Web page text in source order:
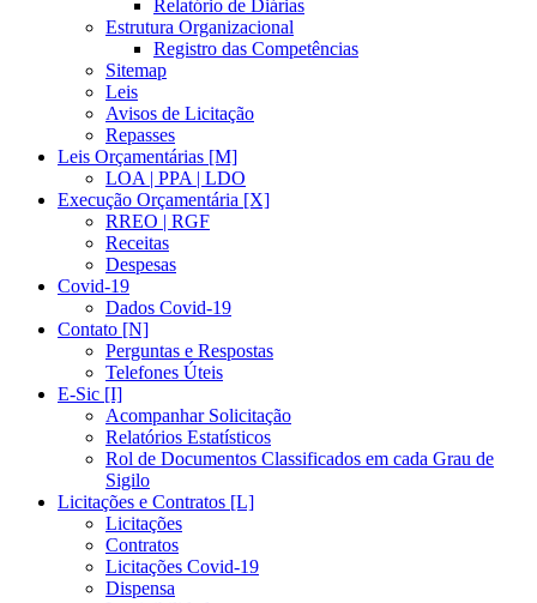
Relatório de Diárias
Estrutura Organizacional
Registro das Competências
Sitemap
Leis
Avisos de Licitação
Repasses
Leis Orçamentárias [M]
LOA | PPA | LDO
Execução Orçamentária [X]
RREO | RGF
Receitas
Despesas
Covid-19
Dados Covid-19
Contato [N]
Perguntas e Respostas
Telefones Úteis
E-Sic [I]
Acompanhar Solicitação
Relatórios Estatísticos
Rol de Documentos Classificados em cada Grau de
Sigilo
Licitações e Contratos [L]
Licitações
Contratos
Licitações Covid-19
Dispensa